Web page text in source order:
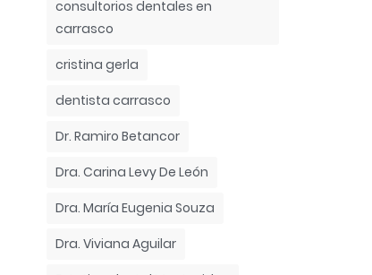
consultorios dentales en
carrasco
cristina gerla
dentista carrasco
Dr. Ramiro Betancor
Dra. Carina Levy De León
Dra. María Eugenia Souza
Dra. Viviana Aguilar